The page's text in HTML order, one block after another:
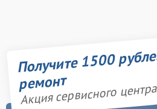
Получите 1500
ремонт
Акция сервисного